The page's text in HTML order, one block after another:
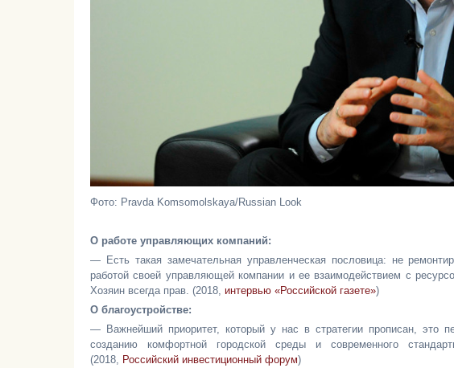
Фото: Pravda Komsomolskaya/Russian Look
О работе управляющих компаний:
— Есть такая замечательная управленческая пословица: не
работой своей управляющей компании и ее взаимодействием с
Хозяин всегда прав. (2018, интервью «Российской газете»)
О благоустройстве:
— Важнейший приоритет, который у нас в стратегии прописан, это
созданию комфортной городской среды и современного
(2018, Российский инвестиционный форум)